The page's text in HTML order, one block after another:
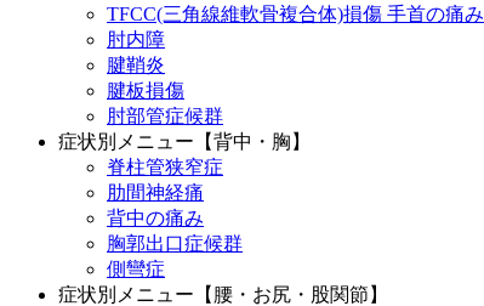
TFCC(三角線維軟骨複合体)損傷 手首の痛み
肘内障
腱鞘炎
腱板損傷
肘部管症候群
症状別メニュー【背中・胸】
脊柱管狭窄症
肋間神経痛
背中の痛み
胸郭出口症候群
側彎症
症状別メニュー【腰・お尻・股関節】